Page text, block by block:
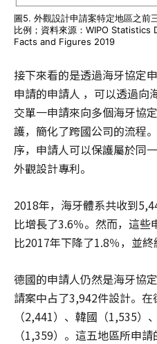
圖5. 外觀設計申請案特定地區之前
比例；資料來源：WIPO
Facts and Figures 2019
接下來看的是透過海牙協定
申請的申請人 ，可以透過向
交單一申請來向多個海牙協
護，簡化了跨國公司的流程
序，申請人可以保護屬於同
外觀設計專利。
2018年，海牙體系共收到
比增長了3.6％。然而，這些
比2017年下降了1.8％，並終
德國的申請人仍然是海牙協
請案中占了3,942件設計。在
（2,441）、韓國（1,535）
（1,359）。這五地區所申